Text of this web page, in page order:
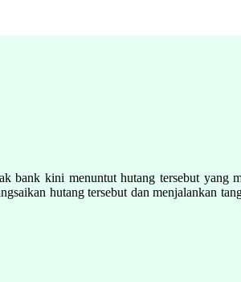
bank kini menuntut hutang tersebut yang
hutang tersebut dan menjalankan